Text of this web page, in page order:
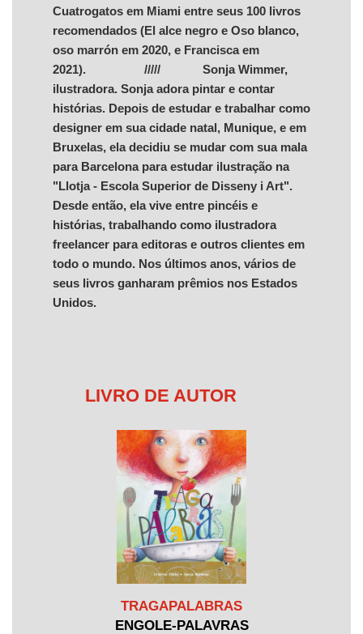
Cuatrogatos em Miami entre seus 100 livros
recomendados (El alce negro e Oso blanco,
oso marrón em 2020, e Francisca em
2021). ///// Sonja Wimmer,
ilustradora. Sonja adora pintar e contar
histórias. Depois de estudar e trabalhar como
designer em sua cidade natal, Munique, e em
Bruxelas, ela decidiu se mudar com sua mala
para Barcelona para estudar ilustração na
"Llotja - Escola Superior de Disseny i Art".
Desde então, ela vive entre pincéis e
histórias, trabalhando como ilustradora
freelancer para editoras e outros clientes em
todo o mundo. Nos últimos anos, vários de
seus livros ganharam prêmios nos Estados
Unidos.
LIVRO DE AUTOR
TRAGAPALABRAS
ENGOLE-PALAVRAS